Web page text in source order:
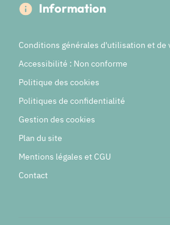
Information
Conditions générales d'utilisation et de
Accessibilité : Non conforme
Politique des cookies
Politiques de confidentialité
Gestion des cookies
Plan du site
Mentions légales et CGU
Contact